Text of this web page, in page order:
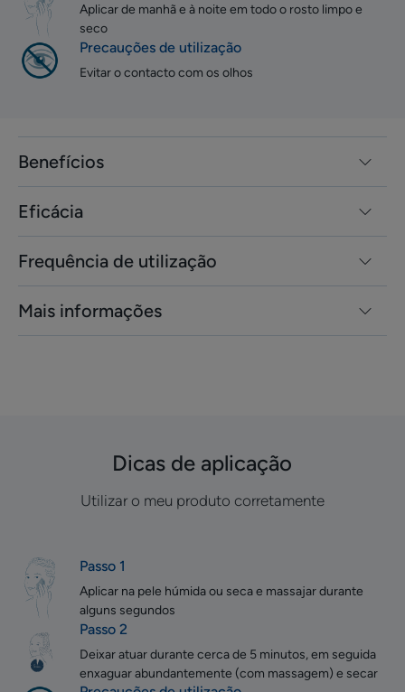
Aplicar de manhã e à noite em todo o rosto limpo e
seco
Precauções de utilização
Evitar o contacto com os olhos
Benefícios
Eficácia
Frequência de utilização
Mais informações
Dicas de aplicação
Utilizar o meu produto corretamente
Passo 1
Aplicar na pele húmida ou seca e massajar durante
alguns segundos
Passo 2
Deixar atuar durante cerca de 5 minutos, em seguida
enxaguar abundantemente (com massagem) e secar